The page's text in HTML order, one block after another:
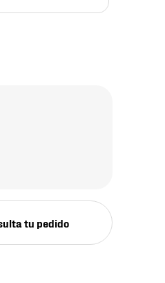
tu pedido